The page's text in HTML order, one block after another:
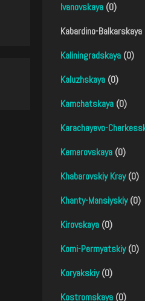
Ivanovskaya (0)
Kabardino-
Kaliningradskaya (0)
Kaluzhskaya (0)
Kamchatskaya (0)
Karachayevo-
Kemerovskaya (0)
Khabarovskiy Kray(0)
Khanty-Mansiyskiy(0)
Kirovskaya (0)
Komi-Permyatskiy(0)
Koryakskiy(0)
Kostromskaya (0)